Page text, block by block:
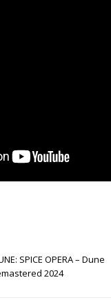
SPICE OPERA – Dune
2024